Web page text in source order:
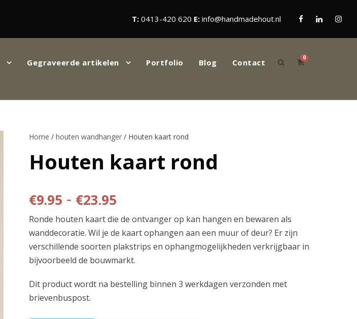
T: 0413-420 620 E: info@handmadehout.nl
Gegraveerde artikelen Portfolio Blog Contact 0
Home /houten wandhanger / Houten kaart rond
Houten kaart rond
€9.95 - €23.95
r
i
j
Ronde houten kaart die de ontvanger op kan hangen en bewaren als
wanddecoratie. Wil je de kaart ophangen aan een muur of deur? Er zijn
verschillende soorten plakstrips en ophangmogelijkheden verkrijgbaar in
bijvoorbeeld de bouwmarkt.
Dit product wordt na bestelling binnen 3 werkdagen verzonden met
brievenbuspost.